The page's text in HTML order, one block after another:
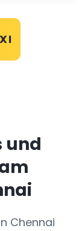
und
Chennai